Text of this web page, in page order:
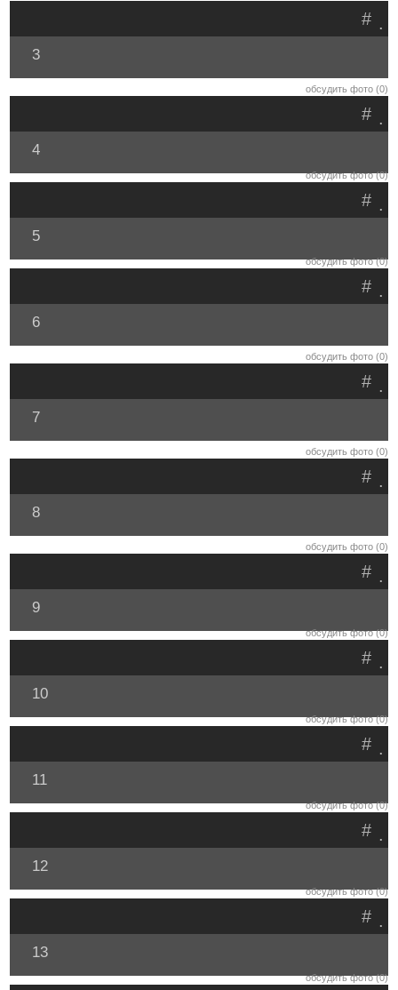
.
#
3
обсудить фото (0)
.
#
4
обсудить фото (0)
.
#
5
обсудить фото (0)
.
#
6
обсудить фото (0)
.
#
7
обсудить фото (0)
.
#
8
обсудить фото (0)
.
#
9
обсудить фото (0)
.
#
10
обсудить фото (0)
.
#
11
обсудить фото (0)
.
#
12
обсудить фото (0)
.
#
13
обсудить фото (0)